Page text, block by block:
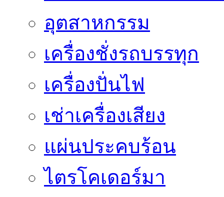
อุตสาหกรรม
เครื่องชั่งรถบรรทุก
เครื่องปั่นไฟ
เช่าเครื่องเสียง
แผ่นประคบร้อน
ไตรโคเดอร์มา